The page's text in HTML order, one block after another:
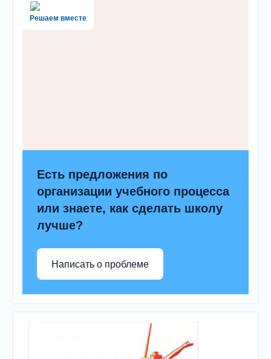
Решаем вместе
Есть предложения по
организации учебного процесса
или знаете, как сделать школу
лучше?
Написать о проблеме